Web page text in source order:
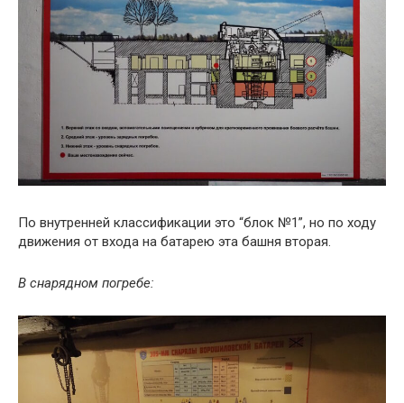
По внутренней классификации это “блок №1”, но по ходу
движения от входа на батарею эта башня вторая.
В снарядном погребе: